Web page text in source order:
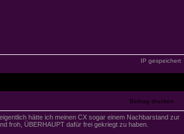
IP gespeichert
hätte ich meinen CX sogar einem Nachbarstand zur
froh, ÜBERHAUPT dafür frei gekriegt zu haben.